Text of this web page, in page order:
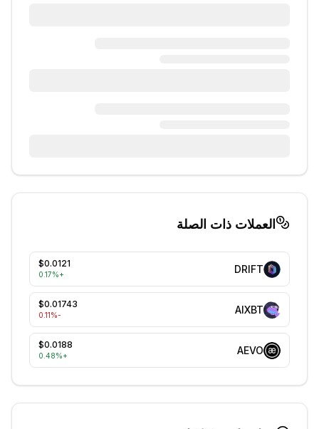
العملات ذات الصلة
DRIFT
$0.0121
+
0.17%
AIXBT
$0.01743
-0.11
%
AEVO
$0.0188
+
0.48%